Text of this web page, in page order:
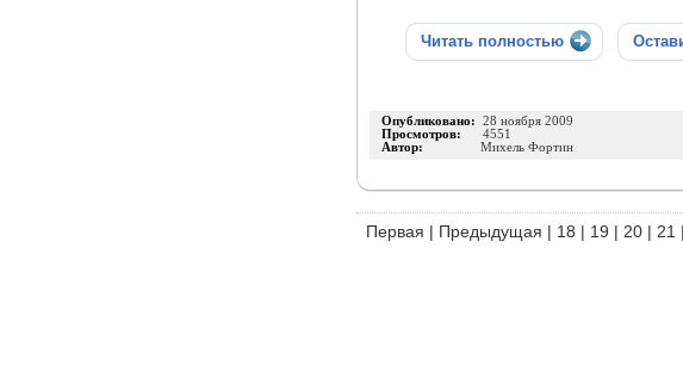
Читать полностью
Опубликовано: 28 ноября 2009
Просмотров: 4551
Автор: Михель Фортин
Первая | Предыдущая | 18 | 19 | 20 | 21 |